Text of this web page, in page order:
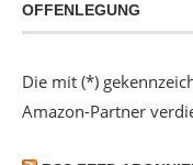
OFFENLEGUNG
Die mit (*)
Amazon-Partner